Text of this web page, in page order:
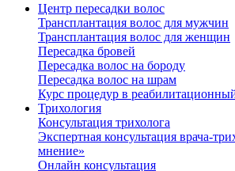
Центр пересадки волос
Трансплантация волос для мужчин
Трансплантация волос для женщин
Пересадка бровей
Пересадка волос на бороду
Пересадка волос на шрам
Курс процедур в
Трихология
Консультация трихолога
Экспертная консультация врача-
мнение»
Онлайн консультация